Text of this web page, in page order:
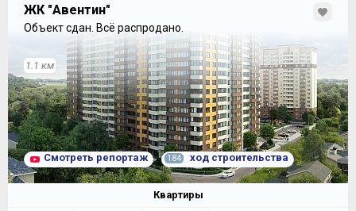
ЖК "Авентин"
Объект сдан. Всё распродано.
1.1 км
Смотреть репортаж 184 ход строительства
Квартиры